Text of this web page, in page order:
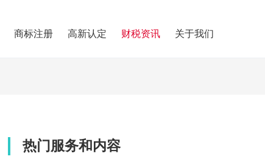
商标注册 高新认定 财税资讯 关于我们
热门服务和内容